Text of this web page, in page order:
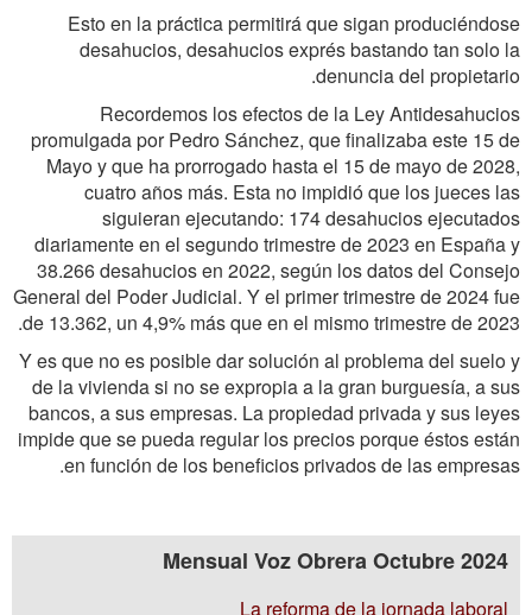
Esto en la práctica permitirá que sigan produciéndose
desahucios, desahucios exprés bastando tan solo la
denuncia del propietario.
Recordemos los efectos de la Ley Antidesahucios
promulgada por Pedro Sánchez, que finalizaba este 15 de
Mayo y que ha prorrogado hasta el 15 de mayo de 2028,
cuatro años más. Esta no impidió que los jueces las
siguieran ejecutando: 174 desahucios ejecutados
diariamente en el segundo trimestre de 2023 en España y
38.266 desahucios en 2022, según los datos del Consejo
General del Poder Judicial. Y el primer trimestre de 2024 fue
de 13.362, un 4,9% más que en el mismo trimestre de 2023.
Y es que no es posible dar solución al problema del suelo y
de la vivienda si no se expropia a la gran burguesía, a sus
bancos, a sus empresas. La propiedad privada y sus leyes
impide que se pueda regular los precios porque éstos están
en función de los beneficios privados de las empresas.
Mensual Voz Obrera Octubre 2024
La reforma de la jornada laboral